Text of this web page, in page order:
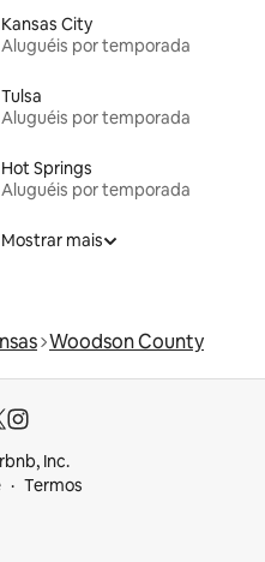
Kansas City
Aluguéis por temporada
Tulsa
Aluguéis por temporada
Hot Springs
Aluguéis por temporada
Mostrar mais
Woodson County
Inc.
Termos